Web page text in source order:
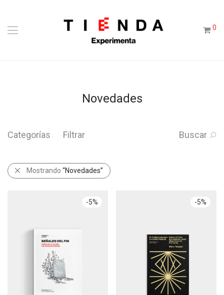
0
Novedades
Categorías Filtrar Buscar
Mostrando “Novedades”
-5% -5%